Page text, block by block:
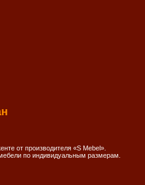
от производителя «S Mebel».
по индивидуальным размерам.